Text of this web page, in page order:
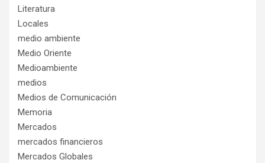
Literatura
Locales
medio ambiente
Medio Oriente
Medioambiente
medios
Medios de Comunicación
Memoria
Mercados
mercados financieros
Mercados Globales